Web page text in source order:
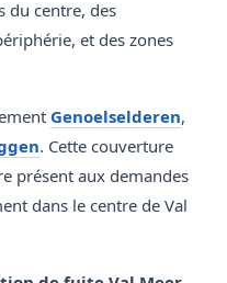
du centre, des
et des zones
Genoelselderen,
. Cette couverture
présent aux demandes
dans le centre de Val